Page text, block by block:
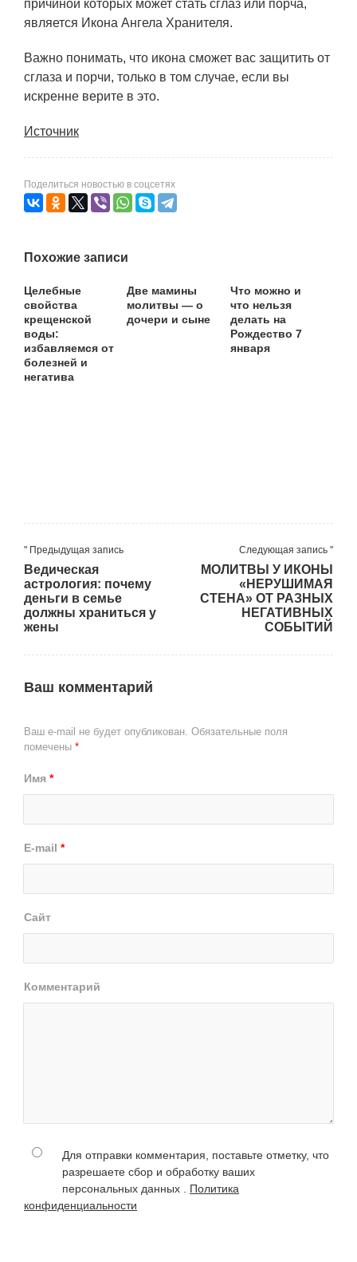
причиной которых может стать сглаз или порча,
является Икона Ангела Хранителя.
Важно понимать, что икона сможет вас защитить от
сглаза и порчи, только в том случае, если вы
искренне верите в это.
Источник
Поделиться новостью в соцсетях
Похожие записи
Целебные
свойства
крещенской
воды:
избавляемся от
болезней и
негатива
Две мамины
молитвы — о
дочери и сыне
Что можно и
что нельзя
делать на
Рождество 7
января
" Предыдущая запись
Ведическая
астрология: почему
деньги в семье
должны храниться у
жены
Следующая запись "
МОЛИТВЫ У ИКОНЫ
«НЕРУШИМАЯ
СТЕНА» ОТ РАЗНЫХ
НЕГАТИВНЫХ
СОБЫТИЙ
Ваш комментарий
Ваш e-mail не будет опубликован. Обязательные поля
помечены *
Имя *
E-mail *
Сайт
Комментарий
Для отправки комментария, поставьте отметку, что
разрешаете сбор и обработку ваших
персональных данных . Политика
конфиденциальности